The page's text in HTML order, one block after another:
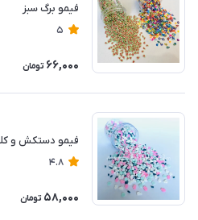
فیمو برگ سبز
5
66,000 تومان
فیمو دستکش و
4.8
58,000 تومان